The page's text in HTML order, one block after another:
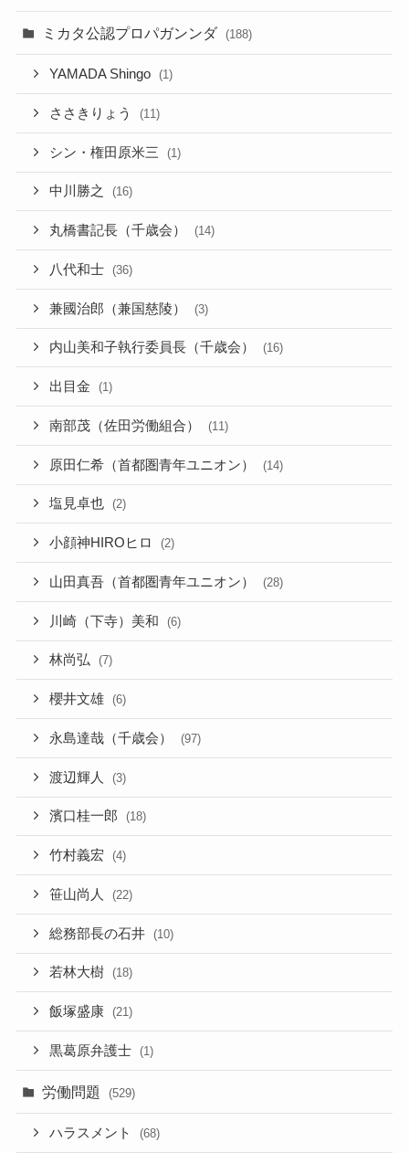
ミカタ公認プロパガンンダ (188)
YAMADA Shingo (1)
ささきりょう (11)
シン・権田原米三 (1)
中川勝之 (16)
丸橋書記長（千歳会） (14)
八代和士 (36)
兼國治郎（兼国慈陵） (3)
内山美和子執行委員長（千歳会） (16)
出目金 (1)
南部茂（佐田労働組合） (11)
原田仁希（首都圏青年ユニオン） (14)
塩見卓也 (2)
小顔神HIROヒロ (2)
山田真吾（首都圏青年ユニオン） (28)
川崎（下寺）美和 (6)
林尚弘 (7)
櫻井文雄 (6)
永島達哉（千歳会） (97)
渡辺輝人 (3)
濱口桂一郎 (18)
竹村義宏 (4)
笹山尚人 (22)
総務部長の石井 (10)
若林大樹 (18)
飯塚盛康 (21)
黒葛原弁護士 (1)
労働問題 (529)
ハラスメント (68)